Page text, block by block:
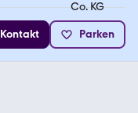
Kontakt Parken